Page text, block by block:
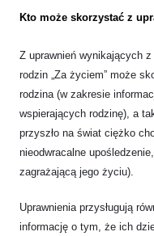
Kto może skorzystać z
Z uprawnień wynikających
rodzin „Za życiem” może
rodzina (w zakresie
wspierających rodzinę), a
przyszło na świat ciężko
nieodwracalne
zagrażającą jego życiu).
Uprawnienia przysługują
informację o tym, że ich